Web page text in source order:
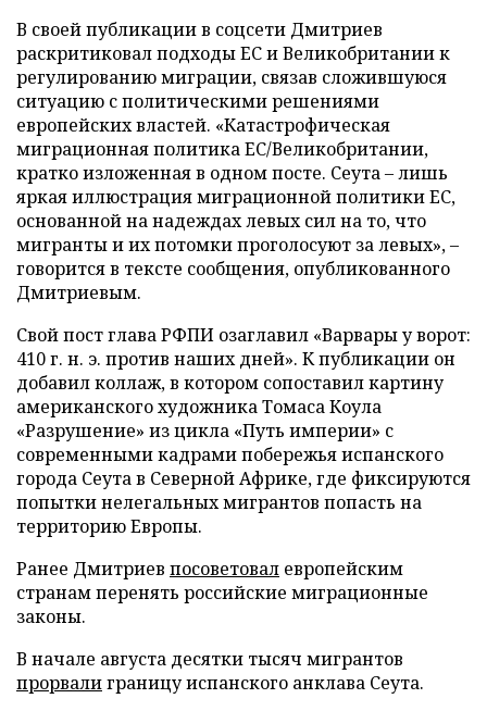
В своей публикации в соцсети Дмитриев
раскритиковал подходы ЕС и Великобритании к
регулированию миграции, связав сложившуюся
ситуацию с политическими решениями
европейских властей. «Катастрофическая
миграционная политика ЕС/Великобритании,
кратко изложенная в одном посте. Сеута – лишь
яркая иллюстрация миграционной политики ЕС,
основанной на надеждах левых сил на то, что
мигранты и их потомки проголосуют за левых», –
говорится в тексте сообщения, опубликованного
Дмитриевым.
Свой пост глава РФПИ озаглавил «Варвары у ворот:
410 г. н. э. против наших дней». К публикации он
добавил коллаж, в котором сопоставил картину
американского художника Томаса Коула
«Разрушение» из цикла «Путь империи» с
современными кадрами побережья испанского
города Сеута в Северной Африке, где фиксируются
попытки нелегальных мигрантов попасть на
территорию Европы.
Ранее Дмитриев посоветовал европейским
странам перенять российские миграционные
законы.
В начале августа десятки тысяч мигрантов
прорвалиграницу испанского анклава Сеута.